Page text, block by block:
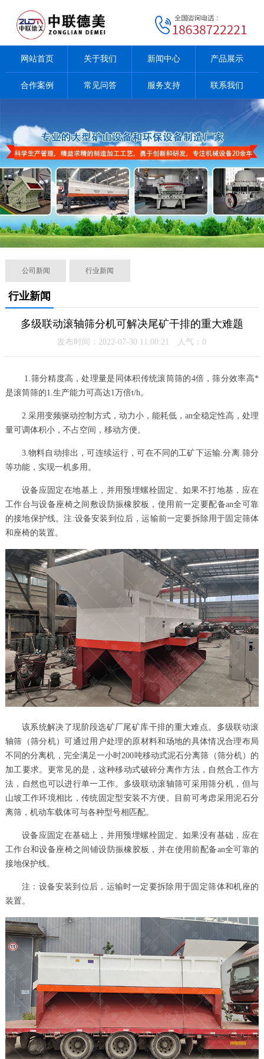
网站首页 关于我们 新闻中心 产品展示
合作案例 常见问答 服务支持 联系我们
公司新闻 行业新闻
行业新闻
多级联动滚轴筛分机可解决尾矿干排的重大难题
发布时间：2022-07-30 11:00:21 人气： 0
1.筛分精度高，处理量是同体积传统滚筒筛的4倍，筛分效率高*
是滚筒筛的1.生产能力可高达1万倍t/h。
2.采用变频驱动控制方式，动力小，能耗低，an全稳定性高，处理
量可调体积小，不占空间，移动方便。
3.物料自动排出，可连续运行，可在不同的工矿下运输.分离.筛分
等功能，实现一机多用。
设备应固定在地基上，并用预埋螺栓固定。如果不打地基，应在
工作台与设备座椅之间敷设防振橡胶板，使用前一定要配备an全可靠
的接地保护线。注:设备安装到位后，运输前一定要拆除用于固定筛体
和座椅的装置。
该系统解决了现阶段选矿厂尾矿库干排的重大难点。 多级联动滚
轴筛 （筛分机）可通过用户处理的原材料和场地的具体情况合理布局
不同的分离机，完全满足一小时200吨移动式泥石分离筛（筛分机）的
加工要求。更常见的是，这种移动式破碎分离作方法，自然合工作方
法，自然也可以进行单一工作。 多级联动滚轴筛可采用筛分机，但与
山坡工作环境相比，传统固定型安装不方便。目前可考虑采用泥石分
离筛，机动车载体可与各种型号相匹配。
设备应固定在基础上，并用预埋螺栓固定。如果没有基础，应在
工作台和设备座椅之间铺设防振橡胶板，并在使用前配备an全可靠的
接地保护线。
注：设备安装到位后，运输时一定要拆除用于固定筛体和机座的
装置。